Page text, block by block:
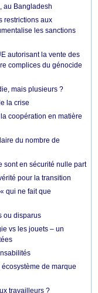
au Bangladesh
restrictions aux
les sanctions
autorisant la vente des
complices du génocide
mais plusieurs ?
la crise
coopération en matière
du nombre de
sont en sécurité nulle part
pour la transition
qui ne fait que
ou disparus
vs les jouets – un
de marque
travailleurs ?